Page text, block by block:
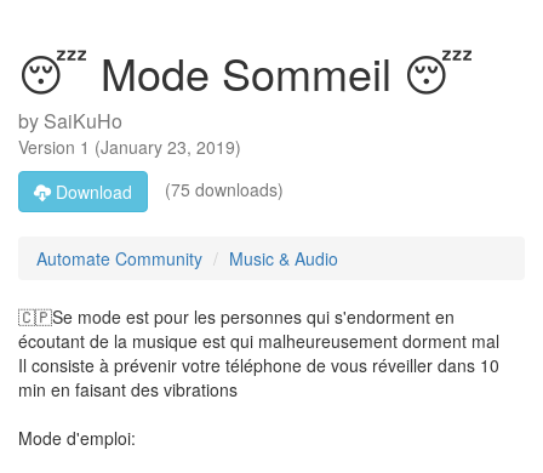
😴 Mode Sommeil 😴
by SaiKuHo
Version 1 (January 23, 2019)
Download
(75 downloads)
Automate Community Music & Audio
🇨🇵Se mode est pour les personnes qui s'endorment en
écoutant de la musique est qui malheureusement dorment mal
Il consiste à prévenir votre téléphone de vous réveiller dans 10
min en faisant des vibrations
Mode d'emploi: